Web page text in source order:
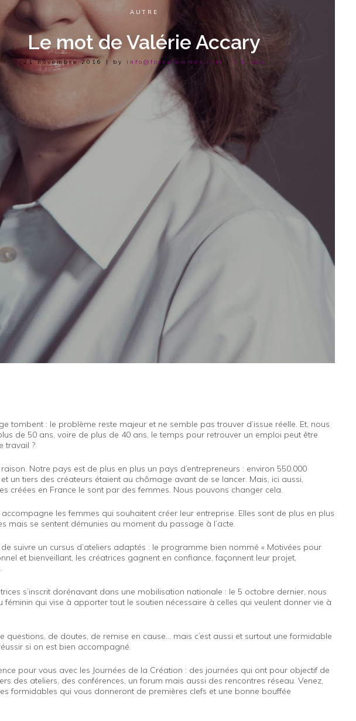
AUTRE
Le mot de Valérie Accary
21 novembre 2016 | by info@forcefemmes.com | 0 Likes
tombent : le problème reste majeur et ne semble pas trouver d’issue réelle. Et, nous
de 50 ans, voire de plus de 40 ans, le temps pour retrouver un emploi peut être
travail ?
Notre pays est de plus en plus un pays d’entrepreneurs : environ 550.000
un tiers des créateurs étaient au chômage avant de se lancer. Mais, ici aussi,
créées en France le sont par des femmes. Nous pouvons changer cela.
les femmes qui souhaitent créer leur entreprise. Elles sont de plus en plus
mais se sentent démunies au moment du passage à l’acte.
suivre un cursus d’ateliers adaptés : le programme bien nommé « Motivées pour
et bienveillant, les créatrices gagnent en confiance, façonnent leur projet,
s’inscrit dorénavant dans une mobilisation nationale : le 5 octobre dernier, nous
féminin qui vise à apporter tout le soutien nécessaire à celles qui veulent donner vie à
de doutes, de remise en cause… mais c’est aussi et surtout une formidable
si on est bien accompagné.
pour vous avec les Journées de la Création : des journées qui ont pour objectif de
des ateliers, des conférences, un forum mais aussi des rencontres réseau. Venez,
formidables qui vous donneront de premières clefs et une bonne bouffée